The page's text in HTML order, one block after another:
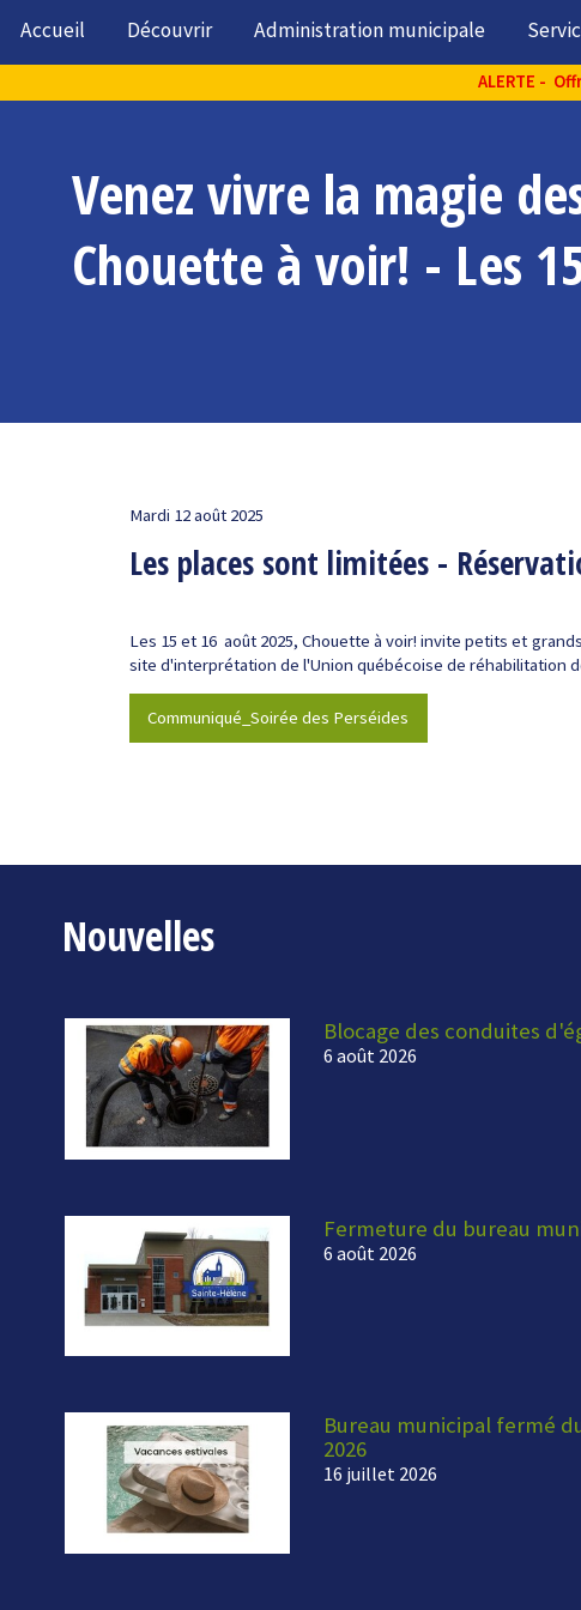
Accueil Découvrir Administration municipale
ALERTE -
Venez vivre la magie
Chouette à voir! - Les
Mardi 12 août 2025
Les places sont limitées -
Les 15 et 16 août 2025, Chouette à voir! invite petits et
site d'interprétation de l'Union québécoise de réhabilitation
Communiqué_Soirée des Perséides
Nouvelles
Blocage des conduites
6 août 2026
Fermeture du bureau
6 août 2026
Bureau municipal fermé
2026
16 juillet 2026